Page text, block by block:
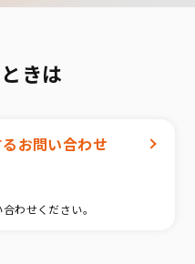
きは
お問い合わせ
わせください。